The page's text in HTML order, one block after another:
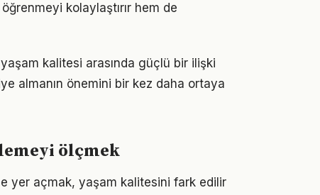
kolaylaştırır hem de
kalitesi arasında güçlü bir ilişki
almanın önemini bir kez daha ortaya
ölçmek
yer açmak, yaşam kalitesini fark edilir